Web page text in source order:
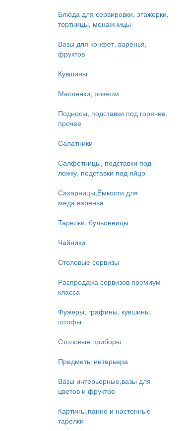
Блюда для сервировки, этажерки,
тортницы, менажницы
Вазы для конфет, варенья,
фруктов
Кувшины
Масленки, розетки
Подносы, подставки под горячее,
прочее
Салатники
Салфетницы, подставки под
ложку, подставки под яйцо
Сахарницы,Ёмкости для
мёда,варенья
Тарелки, бульонницы
Чайники
Столовые сервизы
Распродажа сервизов премиум-
класса
Фужеры, графины, кувшины,
штофы
Столовые приборы
Предметы интерьера
Вазы интерьерные,вазы для
цветов и фруктов
Картины,панно и настенные
тарелки